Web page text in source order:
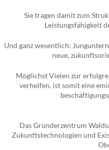
Sie tragen damit zum
Leistungsfähigkeit
Und ganz wesentlich:
neue,
Möglichst Vielen zur
verhelfen, ist somit eine
Das Gründerzentrum
Zukunftstechnologien und